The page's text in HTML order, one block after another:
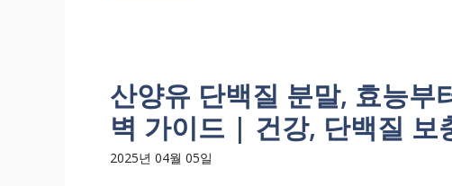
산양유 단백질 분말, 효능부
벽 가이드 | 건강, 단백질 보
2025년 04월 05일